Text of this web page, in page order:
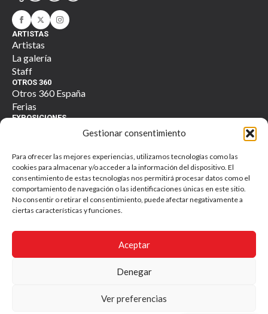
Gestionar consentimiento
Para ofrecer las mejores experiencias, utilizamos tecnologías como las
cookies para almacenar y/o acceder a la información del dispositivo. El
consentimiento de estas tecnologías nos permitirá procesar datos como el
comportamiento de navegación o las identificaciones únicas en este sitio.
No consentir o retirar el consentimiento, puede afectar negativamente a
ciertas características y funciones.
Aceptar
Denegar
Ver preferencias
ARTISTAS
Artistas
La galería
Staff
OTROS 360
Otros 360 España
Ferias
EXPOSICIONES
TIENDA
360 Tienda
Contacto
Política de Privacidad y Tratamiento de Datos Personales